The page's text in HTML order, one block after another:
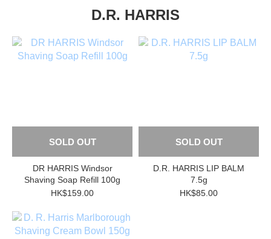
D.R. HARRIS
SOLD OUT
DR HARRIS Windsor
Shaving Soap Refill 100g
HK$159.00
SOLD OUT
D.R. HARRIS LIP BALM
7.5g
HK$85.00